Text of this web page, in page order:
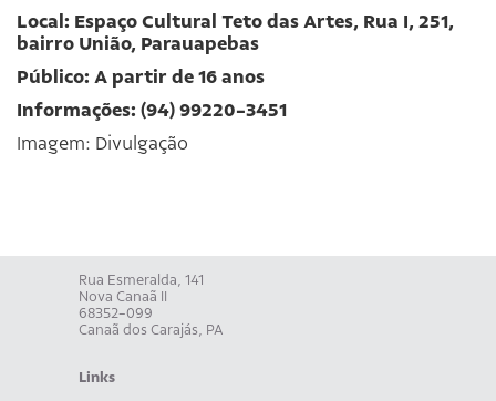
Local: Espaço Cultural Teto das Artes, Rua I, 251,
bairro União, Parauapebas
Público: A partir de 16 anos
Informações: (94) 99220-3451
Imagem: Divulgação
Rua Esmeralda, 141
Nova Canaã II
68352-099
Canaã dos Carajás, PA
Links